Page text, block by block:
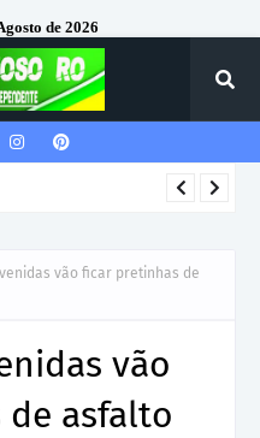
de 2026
vão ficar pretinhas de
vão
asfalto